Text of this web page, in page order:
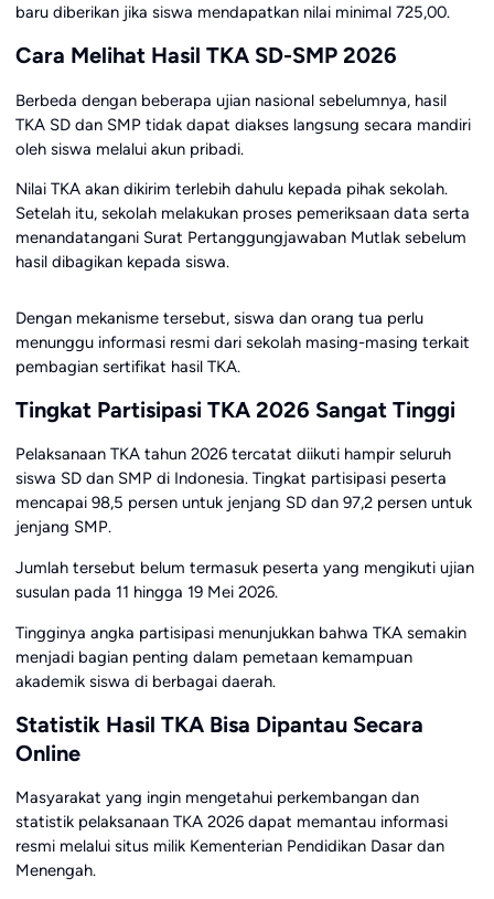
baru diberikan jika siswa mendapatkan nilai minimal 725,00.
Cara Melihat Hasil TKA SD-SMP 2026
Berbeda dengan beberapa ujian nasional sebelumnya, hasil
TKA SD dan SMP tidak dapat diakses langsung secara mandiri
oleh siswa melalui akun pribadi.
Nilai TKA akan dikirim terlebih dahulu kepada pihak sekolah.
Setelah itu, sekolah melakukan proses pemeriksaan data serta
menandatangani Surat Pertanggungjawaban Mutlak sebelum
hasil dibagikan kepada siswa.
Dengan mekanisme tersebut, siswa dan orang tua perlu
menunggu informasi resmi dari sekolah masing-masing terkait
pembagian sertifikat hasil TKA.
Tingkat Partisipasi TKA 2026 Sangat Tinggi
Pelaksanaan TKA tahun 2026 tercatat diikuti hampir seluruh
siswa SD dan SMP di Indonesia. Tingkat partisipasi peserta
mencapai 98,5 persen untuk jenjang SD dan 97,2 persen untuk
jenjang SMP.
Jumlah tersebut belum termasuk peserta yang mengikuti ujian
susulan pada 11 hingga 19 Mei 2026.
Tingginya angka partisipasi menunjukkan bahwa TKA semakin
menjadi bagian penting dalam pemetaan kemampuan
akademik siswa di berbagai daerah.
Statistik Hasil TKA Bisa Dipantau Secara
Online
Masyarakat yang ingin mengetahui perkembangan dan
statistik pelaksanaan TKA 2026 dapat memantau informasi
resmi melalui situs milik Kementerian Pendidikan Dasar dan
Menengah.